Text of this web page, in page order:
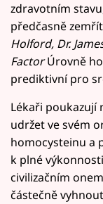
zdravotním
předčasně
Holford, Dr.
FactorÚrovně
prediktivní pro
Lékaři poukazují
udržet ve svém
homocysteinu a
k plné
civilizačním
částečně